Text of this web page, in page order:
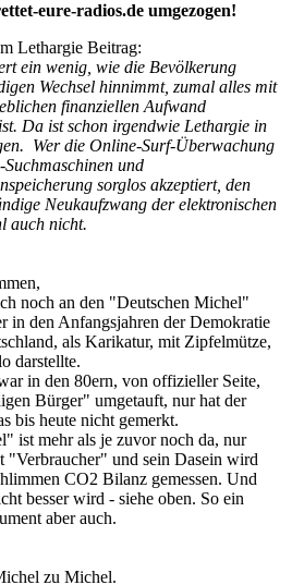
eure-radios.de umgezogen!
Lethargie Beitrag:
ein wenig, wie die Bevölkerung
Wechsel hinnimmt, zumal alles mit
finanziellen Aufwand
Da ist schon irgendwie Lethargie in
Wer die Online-Surf-Überwachung
und
sorglos akzeptiert, den
Neukaufzwang der elektronischen
auch nicht.
noch an den "Deutschen Michel"
in den Anfangsjahren der Demokratie
als Karikatur, mit Zipfelmütze,
darstellte.
in den 80ern, von offizieller Seite,
Bürger" umgetauft, nur hat der
bis heute nicht gemerkt.
ist mehr als je zuvor noch da, nur
"Verbraucher" und sein Dasein wird
CO2 Bilanz gemessen. Und
besser wird - siehe oben. So ein
aber auch.
zu Michel.